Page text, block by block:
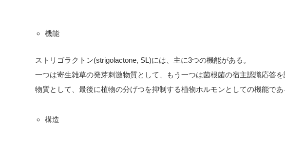
機能
ストリゴラクトン(strigolactone, SL)には、主に3つの機能がある。
一つは寄生雑草の発芽刺激物質として、もう一つは菌根菌の宿主認識応答
物質として、最後に植物の分げつを抑制する植物ホルモンとしての機能であ
構造